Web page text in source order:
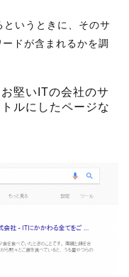
いうときに、そのサ
ドが含まれるかを調
堅いITの会社のサ
ルにしたページな